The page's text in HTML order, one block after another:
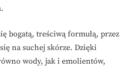
bogatą, treściwą formułą, przez
na suchej skórze. Dzięki
wody, jak i emolientów,